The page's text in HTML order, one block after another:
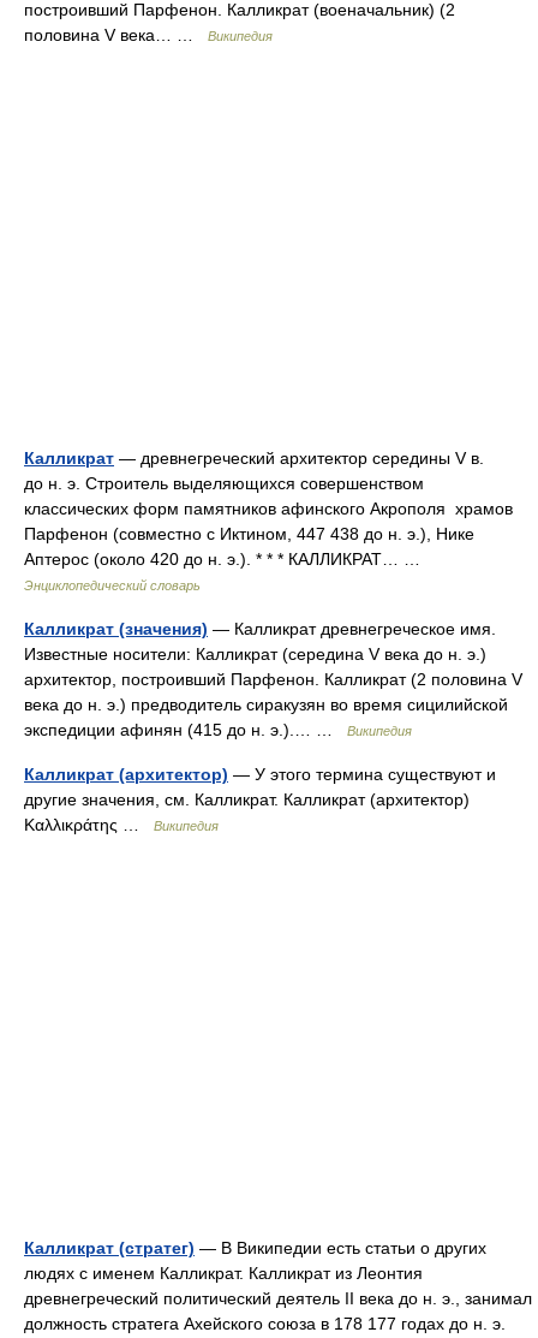
построивший Парфенон. Калликрат (военачальник) (2
половина V века… …
Википедия
Калликрат — древнегреческий архитектор середины V в.
до н. э. Строитель выделяющихся совершенством
классических форм памятников афинского Акрополя храмов
Парфенон (совместно с Иктином, 447 438 до н. э.), Нике
Аптерос (около 420 до н. э.). * * * КАЛЛИКРАТ… …
Энциклопедический словарь
Калликрат (значения) — Калликрат древнегреческое имя.
Известные носители: Калликрат (середина V века до н. э.)
архитектор, построивший Парфенон. Калликрат (2 половина V
века до н. э.) предводитель сиракузян во время сицилийской
экспедиции афинян (415 до н. э.).… …
Википедия
Калликрат (архитектор) — У этого термина существуют и
другие значения, см. Калликрат. Калликрат (архитектор)
Καλλικράτης …
Википедия
Калликрат (стратег) — В Википедии есть статьи о других
людях с именем Калликрат. Калликрат из Леонтия
древнегреческий политический деятель II века до н. э., занимал
должность стратега Ахейского союза в 178 177 годах до н. э.